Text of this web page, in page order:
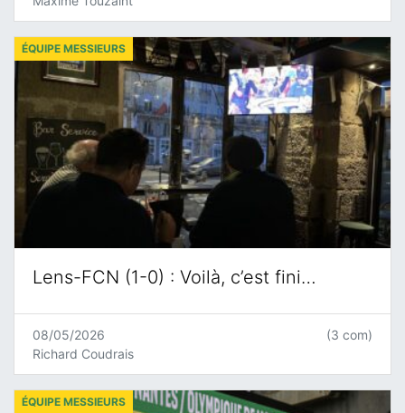
Lens-FCN (1-0) : Voilà, c’est fini…
ÉQUIPE MESSIEURS
08/05/2026
Richard Coudrais
(3 com)
ÉQUIPE MESSIEURS